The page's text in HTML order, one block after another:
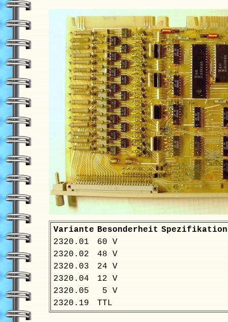
Variante Besonderheit Spezifikation
2320.01
60 V
2320.02
48 V
2320.03
24 V
2320.04
12 V
2320.05
5 V
2320.19
TTL